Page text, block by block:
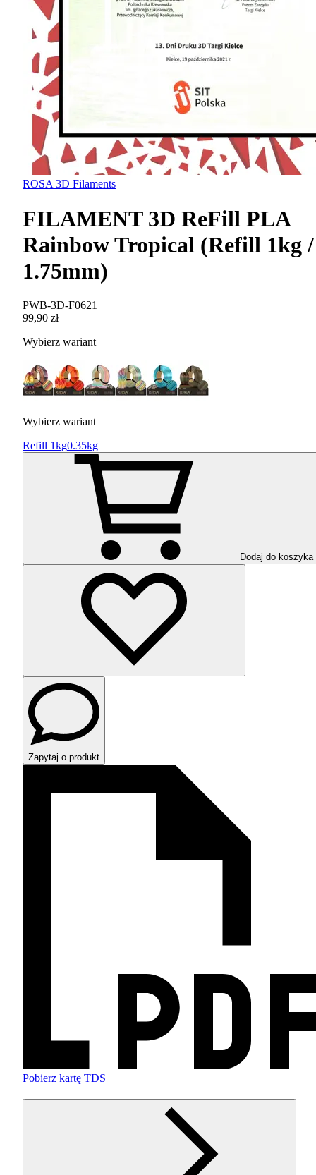
ROSA 3D Filaments
FILAMENT 3D ReFill PLA
Rainbow Tropical (Refill 1kg /
1.75mm)
PWB-3D-F0621
99,90 zł
Wybierz wariant
Wybierz wariant
Refill 1kg0.35kg
Dodaj do koszyka
Zapytaj o produkt
Pobierz kartę TDS